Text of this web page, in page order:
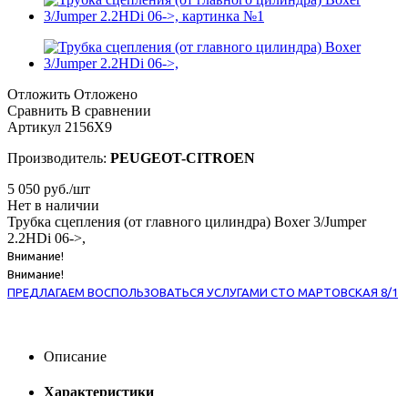
Отложить Отложено
Сравнить В сравнении
Артикул 2156X9
Производитель: PEUGEOT-CITROEN
5 050 руб./шт
Нет в наличии
Трубка сцепления (от главного цилиндра) Boxer 3/Jumper
2.2HDi 06->,
Внимание!
Внимание!
ПРЕДЛАГАЕМ ВОСПОЛЬЗОВАТЬСЯ УСЛУГАМИ СТО МАРТОВСКАЯ 8/1
Описание
Характеристики